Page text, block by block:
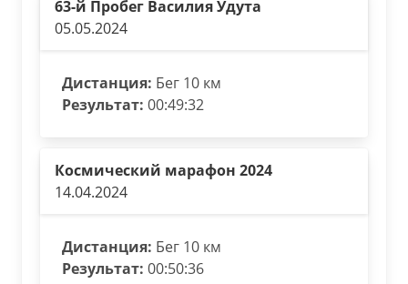
63-й Пробег Василия Удута
05.05.2024
Дистанция: Бег 10 км
Результат: 00:49:32
Космический марафон 2024
14.04.2024
Дистанция: Бег 10 км
Результат: 00:50:36